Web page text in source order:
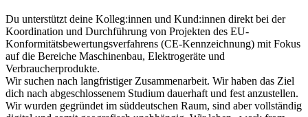
Du unterstützt deine Kolleg:innen und Kund:innen direkt bei der
Koordination und Durchführung von Projekten des EU-
Konformitätsbewertungsverfahrens (CE-Kennzeichnung) mit Fokus
auf die Bereiche Maschinenbau, Elektrogeräte und
Verbraucherprodukte.
Wir suchen nach langfristiger Zusammenarbeit. Wir haben das Ziel
dich nach abgeschlossenem Studium dauerhaft und fest anzustellen.
Wir wurden gegründet im süddeutschen Raum, sind aber vollständig